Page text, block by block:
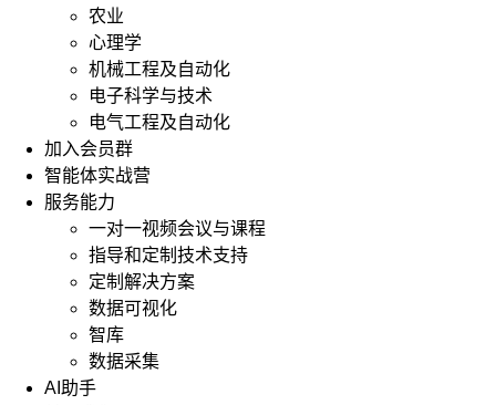
农业
心理学
机械工程及自动化
电子科学与技术
电气工程及自动化
加入会员群
智能体实战营
服务能力
一对一视频会议与课程
指导和定制技术支持
定制解决方案
数据可视化
智库
数据采集
AI助手